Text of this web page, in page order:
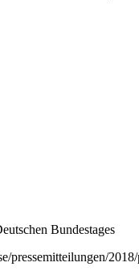
Bundestages
pressemitteilungen/